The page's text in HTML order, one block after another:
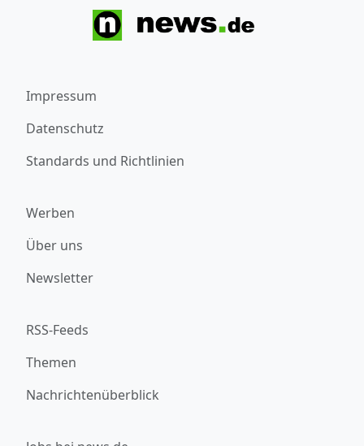
Impressum
Datenschutz
Standards und Richtlinien
Werben
Über uns
Newsletter
RSS-Feeds
Themen
Nachrichtenüberblick